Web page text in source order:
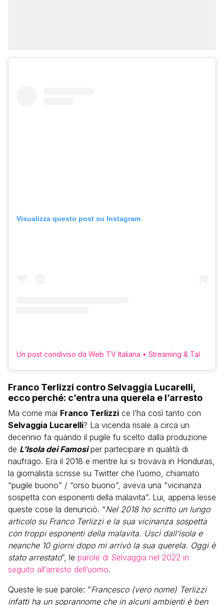
Visualizza questo post su Instagram
Un post condiviso da Web TV Italiana • Streaming & Talk (@erretvweb)
Franco Terlizzi contro Selvaggia Lucarelli,
ecco perché: c’entra una querela e l’arresto
Ma come mai Franco Terlizzi ce l’ha così tanto con
Selvaggia Lucarelli? La vicenda risale a circa un
decennio fa quando il pugile fu scelto dalla produzione
de L’Isola dei Famosiper partecipare in qualità di
naufrago. Era il 2018 e mentre lui si trovava in Honduras,
la giornalista scrisse su Twitter che l’uomo, chiamato
“pugile buono” / “orso buono”, aveva una “vicinanza
sospetta con esponenti della malavita”. Lui, appena lesse
queste cose la denunciò. “Nel 2018 ho scritto un lungo
articolo su Franco Terlizzi e la sua vicinanza sospetta
con troppi esponenti della malavita. Uscì dall’isola e
neanche 10 giorni dopo mi arrivò la sua querela. Oggi è
stato arrestato”, le parole di Selvaggia nel 2022 in
seguito all’arresto dell’uomo.
Queste le sue parole: “Francesco (vero nome) Terlizzi
infatti ha un soprannome che in alcuni ambienti è ben